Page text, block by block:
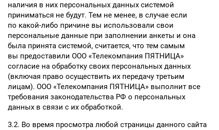
наличия в них персональных данных системой
приниматься не будут. Тем не менее, в случае если
по какой-либо причине вы использовали свои
персональные данные при заполнении анкеты и она
была принята системой, считается, что тем самым
вы предоставили ООО «Телекомпания ПЯТНИЦА»
согласие на обработку своих персональных данных
(включая право осуществить их передачу третьим
лицам). ООО «Телекомпания ПЯТНИЦА» выполнит все
требования законодательства РФ о персональных
данных в связи с их обработкой.
3.2. Во время просмотра любой страницы данного сайта